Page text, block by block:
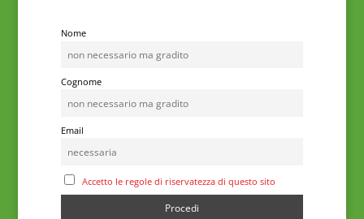
Nome
Cognome
Email
Accetto le regole di riservatezza di questo sito